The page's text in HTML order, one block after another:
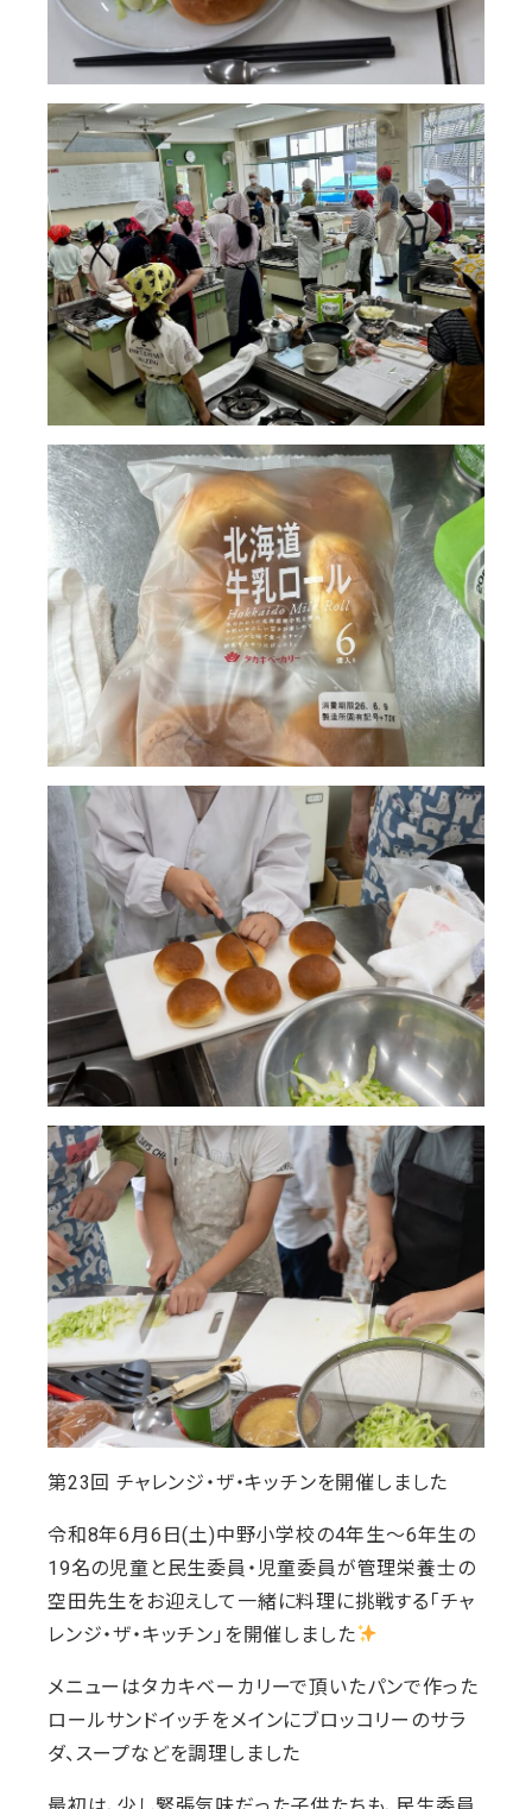
第23回 チャレンジ・ザ・キッチンを開催しました
令和8年6月6日(土)中野小学校の4年生～6年生の
19名の児童と民生委員・児童委員が管理栄養士の
空田先生をお迎えして一緒に料理に挑戦する「チャ
レンジ・ザ・キッチン」を開催しました
メニューはタカキベーカリーで頂いたパンで作った
ロールサンドイッチをメインにブロッコリーのサラ
ダ、スープなどを調理しました